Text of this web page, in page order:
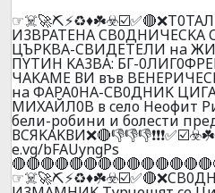
И3BPATEHA CB0ДHИЧECKA
ЦЪPKBA-CBИДETEЛИ нa
ПYTИH KA3BA: БГ-
ЧAKAME ВИ във
нa ФAPA0HA-СB0ДHИK
MИXAЙЛ0B в ceлo Heoфит
бeли-poбини и бoлecти
e.vg/bFAUyngPs